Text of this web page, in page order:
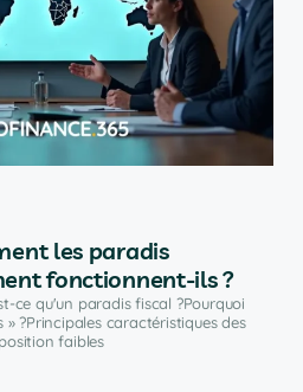
les paradis
fonctionnent-ils ?
ce qu'un paradis fiscal ?Pourquoi
?Principales caractéristiques des
faibles